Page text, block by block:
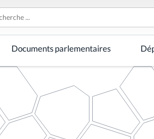
Documents parlementaires